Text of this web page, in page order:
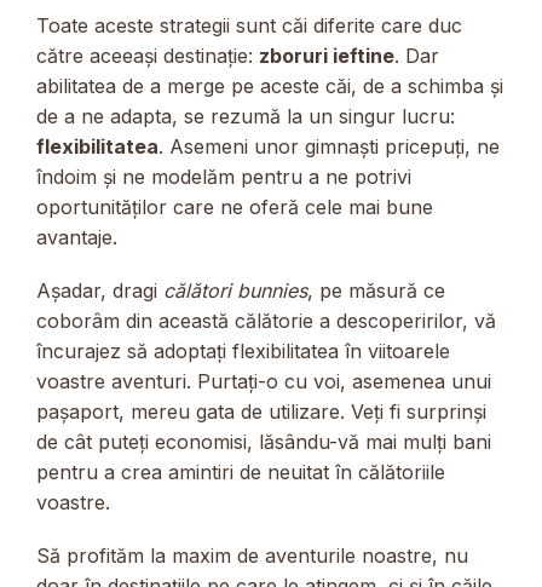
Toate aceste strategii sunt căi diferite care duc
către aceeași destinație: zboruri ieftine. Dar
abilitatea de a merge pe aceste căi, de a schimba și
de a ne adapta, se rezumă la un singur lucru:
flexibilitatea. Asemeni unor gimnaști pricepuți, ne
îndoim și ne modelăm pentru a ne potrivi
oportunităților care ne oferă cele mai bune
avantaje.
Așadar, dragi călători bunnies, pe măsură ce
coborâm din această călătorie a descoperirilor, vă
încurajez să adoptați flexibilitatea în viitoarele
voastre aventuri. Purtați-o cu voi, asemenea unui
pașaport, mereu gata de utilizare. Veți fi surprinși
de cât puteți economisi, lăsându-vă mai mulți bani
pentru a crea amintiri de neuitat în călătoriile
voastre.
Să profităm la maxim de aventurile noastre, nu